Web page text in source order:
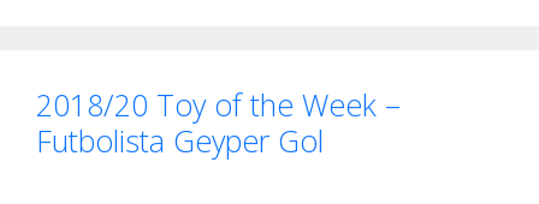
2018/20 Toy of the Week –
Futbolista Geyper Gol